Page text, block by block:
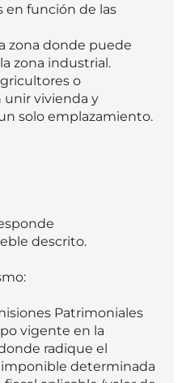
en función de las
zona donde puede
zona industrial.
o
unir vivienda y
solo emplazamiento.
descrito.
Patrimoniales
vigente en la
radique el
determinada